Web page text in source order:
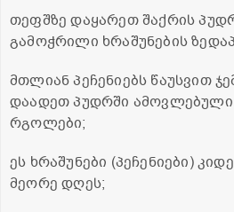
თეფშზე დაყარეთ შაქრის
გამოჭრილი ხრაშუნების
მთლიან პეჩენიებს წაუსვით
დაადეთ პუდრში
რგოლები;
ეს ხრაშუნები (პეჩენიები)
მეორე დღეს;